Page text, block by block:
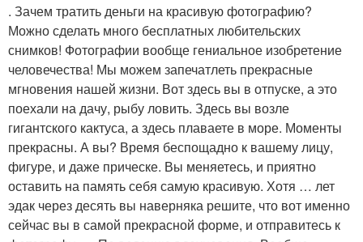
. Зачем тратить деньги на красивую фотографию?
Можно сделать много бесплатных любительских
снимков! Фотографии вообще гениальное изобретение
человечества! Мы можем запечатлеть прекрасные
мгновения нашей жизни. Вот здесь вы в отпуске, а это
поехали на дачу, рыбу ловить. Здесь вы возле
гигантского кактуса, а здесь плаваете в море. Моменты
прекрасны. А вы? Время беспощадно к вашему лицу,
фигуре, и даже прическе. Вы меняетесь, и приятно
оставить на память себя самую красивую. Хотя … лет
эдак через десять вы наверняка решите, что вот именно
сейчас вы в самой прекрасной форме, и отправитесь к